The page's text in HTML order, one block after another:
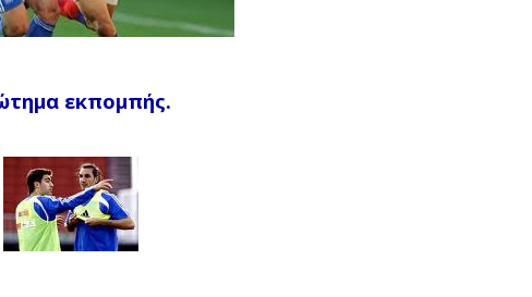
εκπομπής.